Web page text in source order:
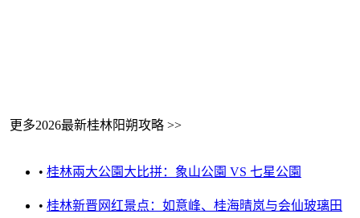
更多2026最新桂林阳朔攻略 >>
• 桂林兩大公園大比拼：象山公園 VS 七星公園
• 桂林新晋网红景点：如意峰、桂海晴岚与会仙玻璃田